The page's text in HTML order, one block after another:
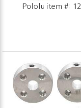
Pololu item #: